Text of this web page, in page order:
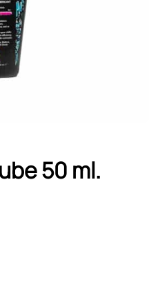
50 ml.